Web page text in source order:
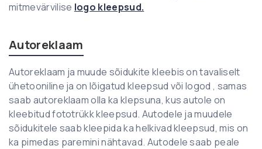
mitmevärvilise logo kleepsud.
Autoreklaam
Autoreklaam ja muude sõidukite kleebis on tavaliselt
ühetooniline ja on lõigatud kleepsud või logod , samas
saab autoreklaam olla ka klepsuna, kus autole on
kleebitud fototrükk kleepsud. Autodele ja muudele
sõidukitele saab kleepida ka helkivad kleepsud, mis on
ka pimedas paremini nähtavad. Autodele saab peale